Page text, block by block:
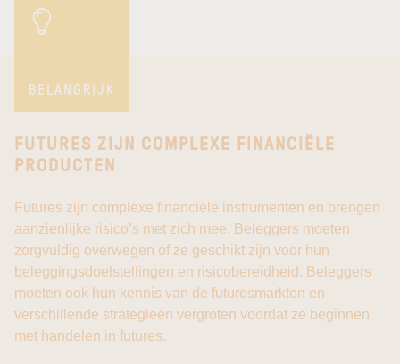
BELANGRIJK
FUTURES ZIJN COMPLEXE FINANCIËLE
PRODUCTEN
Futures zijn complexe financiële instrumenten en brengen
aanzienlijke risico’s met zich mee. Beleggers moeten
zorgvuldig overwegen of ze geschikt zijn voor hun
beleggingsdoelstellingen en risicobereidheid. Beleggers
moeten ook hun kennis van de futuresmarkten en
verschillende strategieën vergroten voordat ze beginnen
met handelen in futures.